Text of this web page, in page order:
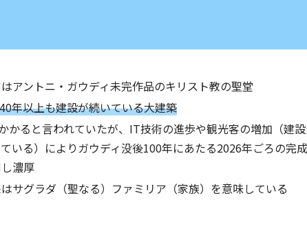
アントニ・ガウディ未完作品のキリスト教の聖堂
年以上も建設が続いている大建築
かると言われていたが、IT技術の進歩や観光客の増加（建
いる）によりガウディ没後100年にあたる2026年ごろの
濃厚
サグラダ（聖なる）ファミリア（家族）を意味している